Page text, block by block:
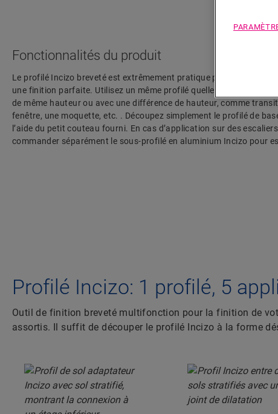
Fonctionnalités du produit
Le profilé Incizo breveté est extrêmement pratique pour conférer à
une finition parfaite. Utilisez un même profilé quelle que soit la
de même hauteur ou avec une différence de hauteur, comme
fenêtre, une moquette, etc. . Découpez simplement le profilé de
l’aide du petit couteau fourni. En cas d’application sur des
commander séparément le sous-profilé en aluminium Incizo pour
Profilé Incizo: 1 profilé, 5
Outil de finition breveté multifonction pour la finition de
assortis. Il suffit de découper le profilé Incizo à la forme